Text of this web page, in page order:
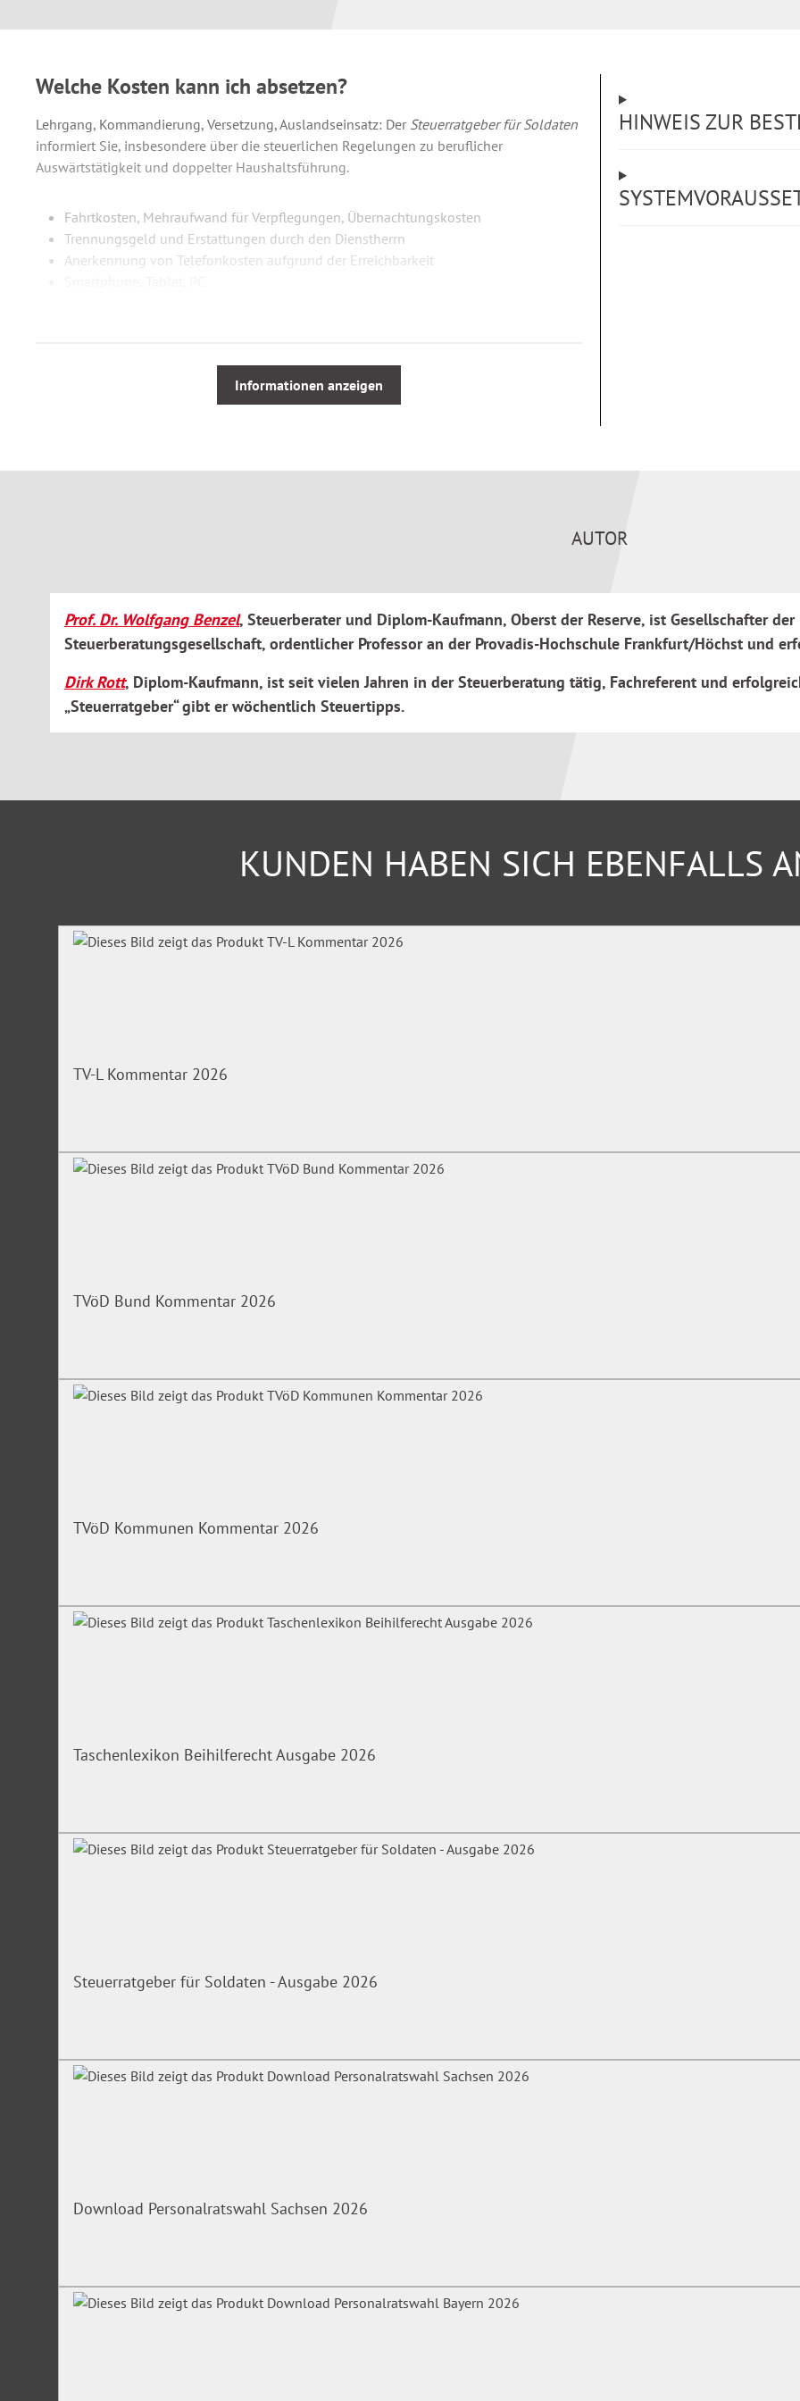
Welche Kosten kann ich absetzen?
Lehrgang, Kommandierung, Versetzung, Auslandseinsatz: Der Steuerratgeber für Soldaten
informiert Sie, insbesondere über die steuerlichen Regelungen zu beruflicher
Auswärtstätigkeit und doppelter Haushaltsführung.
Fahrtkosten, Mehraufwand für Verpflegungen, Übernachtungskosten
Trennungsgeld und Erstattungen durch den Dienstherrn
Anerkennung von Telefonkosten aufgrund der Erreichbarkeit
Informationen anzeigen
HINWEIS ZUR
AUTOR
Prof. Dr. Wolfgang Benzel, Steuerberater und Diplom-Kaufmann, Oberst der Reserve, ist Gesellschafter
Steuerberatungsgesellschaft, ordentlicher Professor an der Provadis-Hochschule Frankfurt/Höchst und
Dirk Rott, Diplom-Kaufmann, ist seit vielen Jahren in der Steuerberatung tätig, Fachreferent und
„Steuerratgeber“ gibt er wöchentlich Steuertipps.
KUNDEN HABEN SICH EBENFALLS
Produktgalerie überspringen
TV-L Kommentar 2026
TVöD Bund Kommentar 2026
TVöD Kommunen Kommentar 2026
Taschenlexikon Beihilferecht Ausgabe 2026
Steuerratgeber für Soldaten - Ausgabe 2026
Download Personalratswahl Sachsen 2026